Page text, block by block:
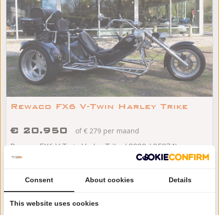
Rewaco FX6 V-Twin Harley Trike
€ 20.950
of € 279 per maand
Rewaco FX6 V-Twin Harley Trike
/ 2008 / 35274km
Venlo
Consent About cookies Details
This website uses cookies